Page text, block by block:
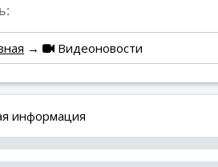
→ Видеоновости
информация